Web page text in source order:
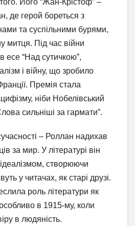
Його “Жан-Крістоф” –
де герой бореться з
та суспільними бурями,
митця. Під час війни
есе “Над сутичкою”,
і війну, що зробило
Премія стала
ніби Нобелівський
сильніші за гармати”.
– Роллан надихав
за мир. У літературі він
створюючи
у читачах, як старі друзі.
роль літератури як
в 1915-му, коли
в людяність.